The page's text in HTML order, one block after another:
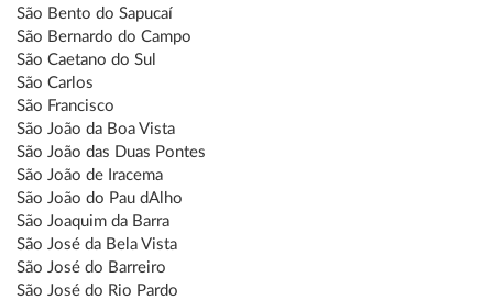
São Bento do Sapucaí
São Bernardo do Campo
São Caetano do Sul
São Carlos
São Francisco
São João da Boa Vista
São João das Duas Pontes
São João de Iracema
São João do Pau dAlho
São Joaquim da Barra
São José da Bela Vista
São José do Barreiro
São José do Rio Pardo